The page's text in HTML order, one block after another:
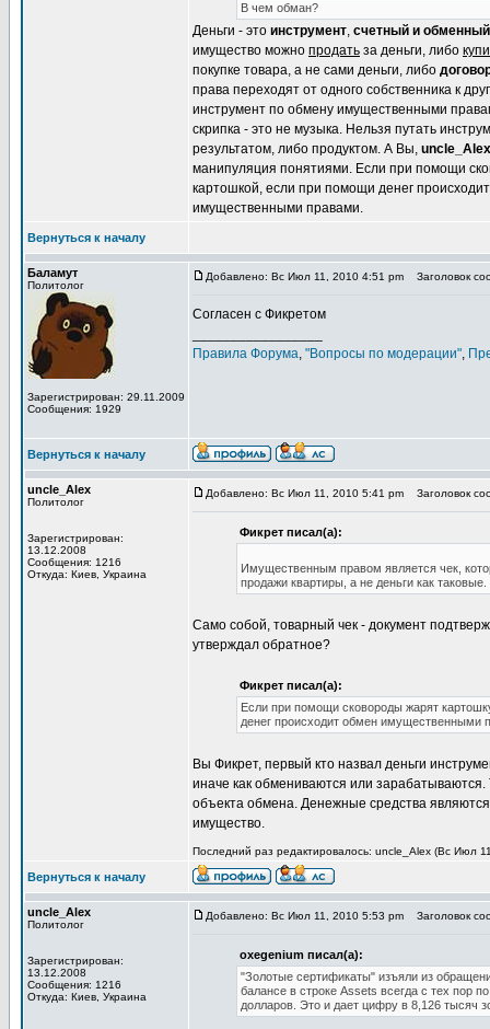
В чем обман?
Деньги - это инструмент, счетный и
имущество можно продать за деньги, либо
покупке товара, а не сами деньги, либо
права переходят от одного собственника к
инструмент по обмену имущественными
скрипка - это не музыка. Нельзя путать
результатом, либо продуктом. А Вы, uncle_Alex
манипуляция понятиями. Если при помощи
картошкой, если при помощи денег
имущественными правами.
Вернуться к началу
Баламут
Политолог
Зарегистрирован: 29.11.2009
Сообщения: 1929
Добавлено: Вс Июл 11, 2010 4:51 pm Заголовок
Согласен с Фикретом
Правила Форума, "Вопросы по модерации",
Вернуться к началу
uncle_Alex
Политолог
Зарегистрирован:
13.12.2008
Сообщения: 1216
Откуда: Киев, Украина
Добавлено: Вс Июл 11, 2010 5:41 pm Заголовок
Фикрет писал(а):
Имущественным правом является чек,
продажи квартиры, а не деньги как таковые.
Само собой, товарный чек - документ
утверждал обратное?
Фикрет писал(а):
Если при помощи сковороды жарят
денег происходит обмен имущественными
Вы Фикрет, первый кто назвал деньги
иначе как обмениваются или
объекта обмена. Денежные средства
имущество.
Последний раз редактировалось: uncle_Alex (Вс Июл
Вернуться к началу
uncle_Alex
Политолог
Зарегистрирован:
13.12.2008
Сообщения: 1216
Откуда: Киев, Украина
Добавлено: Вс Июл 11, 2010 5:53 pm Заголовок
oxegenium писал(а):
"Золотые сертификаты" изъяли из
балансе в строке Assets всегда с тех пор
долларов. Это и дает цифру в 8,126 тысяч